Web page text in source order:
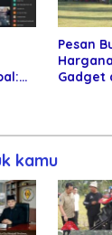
Pesan
Gadget
kamu